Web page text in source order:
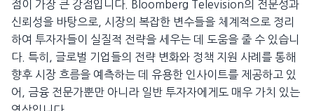
점이 가장 큰 강점입니다. Bloomberg Television의 전문성과
신뢰성을 바탕으로, 시장의 복잡한 변수들을 체계적으로 정리
하여 투자자들이 실질적 전략을 세우는 데 도움을 줄 수 있습니
다. 특히, 글로벌 기업들의 전략 변화와 정책 지원 사례를 통해
향후 시장 흐름을 예측하는 데 유용한 인사이트를 제공하고 있
어, 금융 전문가뿐만 아니라 일반 투자자에게도 매우 가치 있는